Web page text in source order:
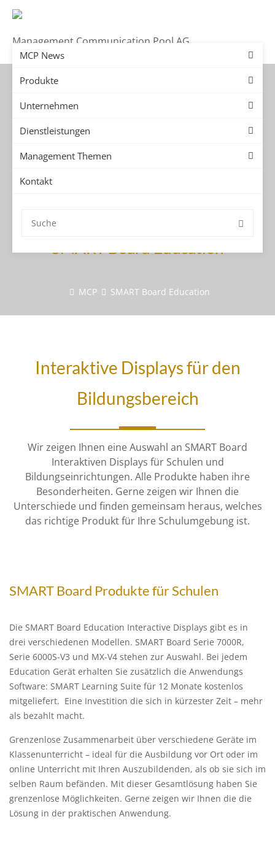
Management Communication Pool AG
MCP News
Produkte
Unternehmen
Dienstleistungen
Management Themen
Kontakt
SMART Board Education
MCP SMART Board Education
Interaktive Displays für den
Bildungsbereich
Wir zeigen Ihnen eine Auswahl an SMART Board
Interaktiven Displays für Schulen und
Bildungseinrichtungen. Alle Produkte haben ihre
Besonderheiten. Gerne zeigen wir Ihnen die
Unterschiede und finden gemeinsam heraus, welches
das richtige Produkt für Ihre Schulumgebung ist.
SMART Board Produkte für Schulen
Die SMART Board Education Interactive Displays gibt es in
drei verschiedenen Modellen. SMART Board Serie 7000R,
Serie 6000S-V3 und MX-V4 stehen zur Auswahl. Bei jedem
Education Gerät erhalten Sie zusätzlich die Anwendungs
Software: SMART Learning Suite für 12 Monate kostenlos
mitgeliefert. Eine Investition die sich in kürzester Zeit – mehr
als bezahlt macht.
Grenzenlose Zusammenarbeit über verschiedene Geräte im
Klassenunterricht – ideal für die Ausbildung vor Ort oder im
online Unterricht mit Ihren Auszubildenden, als ob sie sich im
selben Raum befänden. Mit dieser Gesamtlösung haben Sie
grenzenlose Möglichkeiten. Gerne zeigen wir Ihnen die die
Lösung in der praktischen Anwendung.